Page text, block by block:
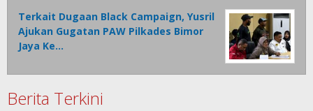
Terkait Dugaan Black Campaign, Yusril
Ajukan Gugatan PAW Pilkades Bimor
Jaya Ke…
Berita Terkini